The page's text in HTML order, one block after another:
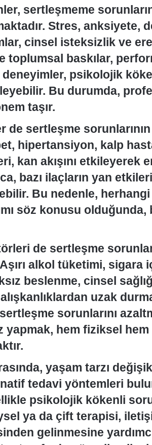
sertleşmeme
Stres, anksiyete,
cinsel isteksizlik ve
toplumsal baskılar,
psikolojik
Bu durumda,
taşır.
de sertleşme sorunlarının
hipertansiyon, kalp
kan akışını etkileyerek
bazı ilaçların yan
Bu nedenle,
söz konusu olduğunda,
de sertleşme
alkol tüketimi, sigara
beslenme, cinsel
uzak
sorunlarını
yapmak, hem fiziksel
yaşam tarzı
tedavi yöntemleri
psikolojik kökenli
ya da çift terapisi,
gelinmesine